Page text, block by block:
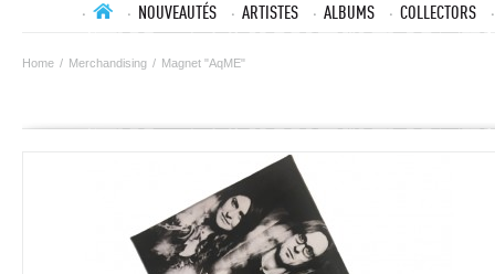
NOUVEAUTÉS ARTISTES ALBUMS COLLECTORS
Home / Merchandising / Magnet "AqME"